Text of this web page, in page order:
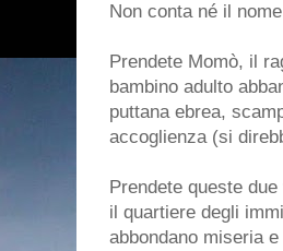
Non conta né il
Prendete Momò, il
bambino adulto
puttana ebrea,
accoglienza (si
Prendete queste
il quartiere degli
abbondano miseria